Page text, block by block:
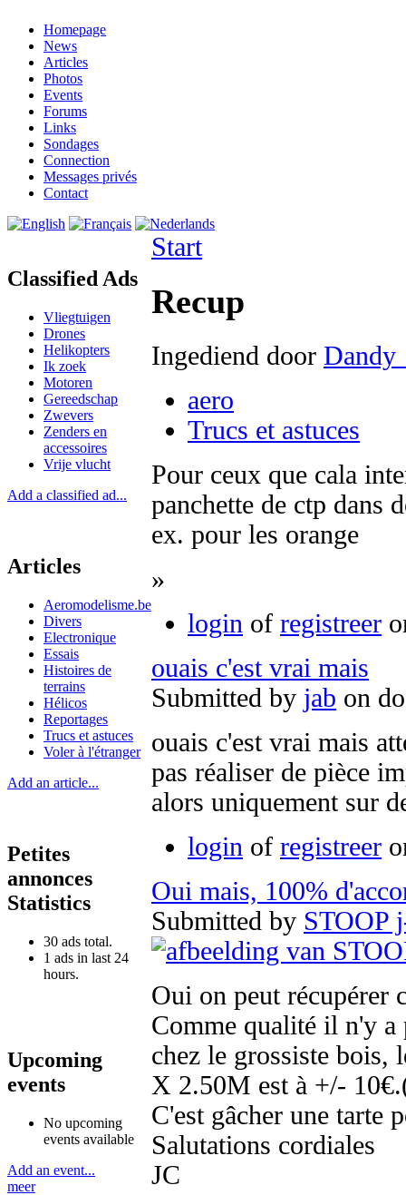
Homepage
News
Articles
Photos
Events
Forums
Links
Sondages
Connection
Messages privés
Contact
Classified Ads
Vliegtuigen
Drones
Helikopters
Ik zoek
Motoren
Gereedschap
Zwevers
Zenders en
accessoires
Vrije vlucht
Add a classified ad...
Articles
Aeromodelisme.be
Divers
Electronique
Essais
Histoires de
terrains
Hélicos
Reportages
Trucs et astuces
Voler à l'étranger
Add an article...
Petites
annonces
Statistics
30 ads total.
1 ads in last 24
hours.
Upcoming
events
No upcoming
events available
Add an event...
meer
Start
Recup
Ingediend door
aero
Trucs et astuces
Pour ceux que cala
panchette de ctp dans
ex. pour les orange
»
login of registreer
ouais c'est vrai mais
Submitted by jab on
ouais c'est vrai mais
pas réaliser de pièce
alors uniquement sur
login of registreer
Oui mais, 100%
Submitted by STOOP
Oui on peut récupérer
Comme qualité il n'y a
chez le grossiste bois,
X 2.50M est à +/-
C'est gâcher une
Salutations cordiales
JC